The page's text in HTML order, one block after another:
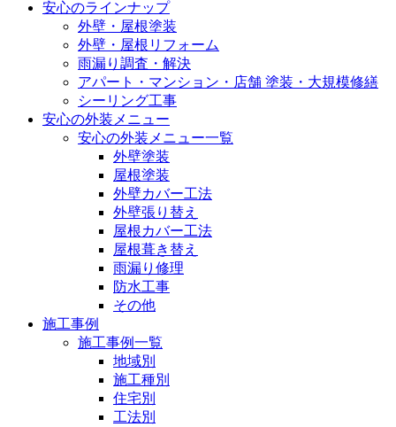
安心のラインナップ
外壁・屋根塗装
外壁・屋根リフォーム
雨漏り調査・解決
アパート・マンション・店舗 塗装・大規模修繕
シーリング工事
安心の外装メニュー
安心の外装メニュー一覧
外壁塗装
屋根塗装
外壁カバー工法
外壁張り替え
屋根カバー工法
屋根葺き替え
雨漏り修理
防水工事
その他
施工事例
施工事例一覧
地域別
施工種別
住宅別
工法別